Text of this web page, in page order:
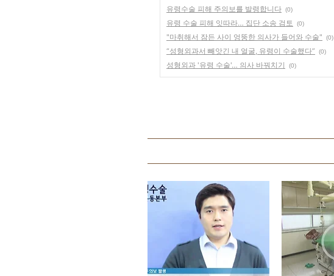
유령수술 피해 주의보를 발령합니다 (0)
유령 수술 피해 잇따라… 집단 소송 검토 (0)
"마취해서 잠든 사이 엉뚱한 의사가 들어와 수술" (0)
“성형외과서 빼앗긴 내 얼굴, 유령이 수술했다” (0)
성형외과 '유령 수술'… 의사 바꿔치기 (0)